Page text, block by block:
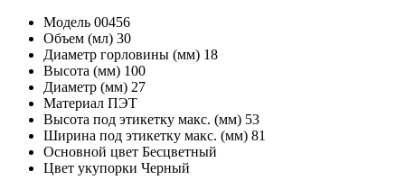
Модель 00456
Объем (мл) 30
Диаметр горловины (мм) 18
Высота (мм) 100
Диаметр (мм) 27
Материал ПЭТ
Высота под этикетку макс. (мм) 53
Ширина под этикетку макс. (мм) 81
Основной цвет Бесцветный
Цвет укупорки Черный